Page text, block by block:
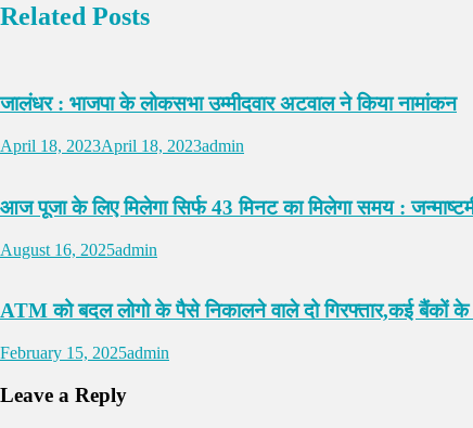
Related Posts
जालंधर : भाजपा के लोकसभा उम्मीदवार अटवाल ने किया नामांकन
April 18, 2023April 18, 2023admin
आज पूजा के लिए मिलेगा सिर्फ 43 मिनट का मिलेगा समय :
August 16, 2025admin
ATM को बदल लोगो के पैसे निकालने वाले दो गिरफ्तार,कई बैंकों के
February 15, 2025admin
Leave a Reply